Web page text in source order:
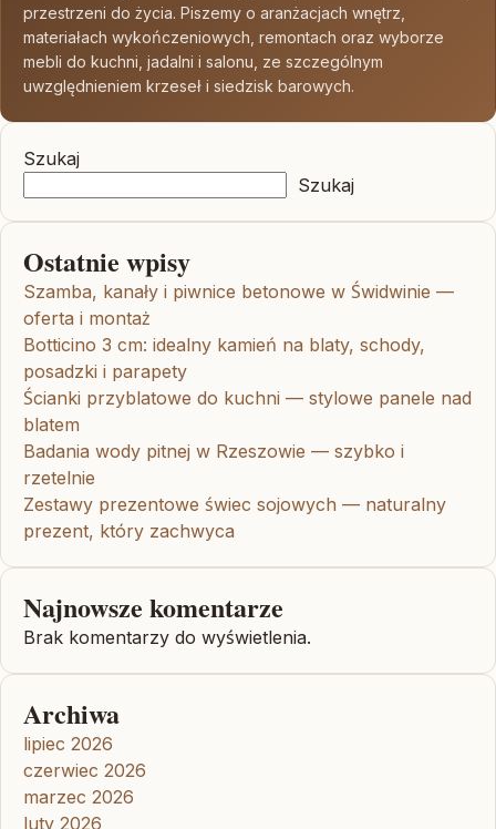
przestrzeni do życia. Piszemy o aranżacjach wnętrz,
materiałach wykończeniowych, remontach oraz wyborze
mebli do kuchni, jadalni i salonu, ze szczególnym
uwzględnieniem krzeseł i siedzisk barowych.
Szukaj
Szukaj
Ostatnie wpisy
Szamba, kanały i piwnice betonowe w Świdwinie —
oferta i montaż
Botticino 3 cm: idealny kamień na blaty, schody,
posadzki i parapety
Ścianki przyblatowe do kuchni — stylowe panele nad
blatem
Badania wody pitnej w Rzeszowie — szybko i
rzetelnie
Zestawy prezentowe świec sojowych — naturalny
prezent, który zachwyca
Najnowsze komentarze
Brak komentarzy do wyświetlenia.
Archiwa
lipiec 2026
czerwiec 2026
marzec 2026
luty 2026